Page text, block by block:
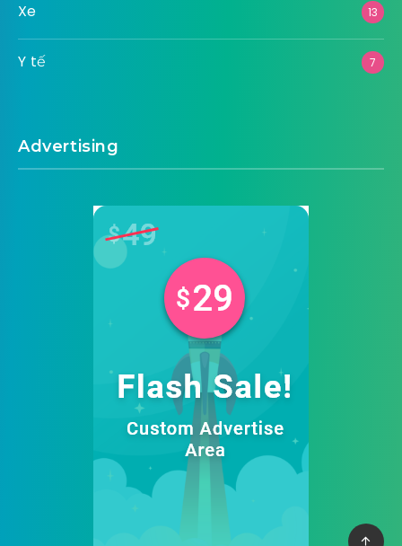
Xe 13
Y tế 7
Advertising